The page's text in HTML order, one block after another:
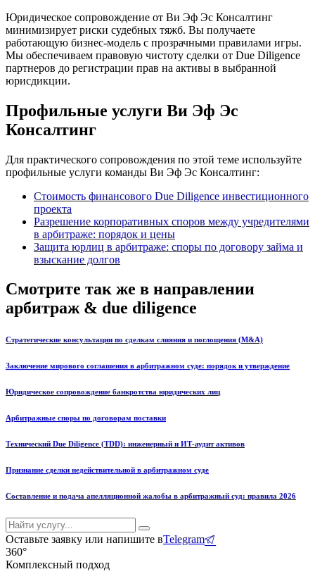
Юридическое сопровождение от Ви Эф Эс Консалтинг
минимизирует риски судебных тяжб. Вы получаете
работающую бизнес-модель с прозрачными правилами игры.
Мы обеспечиваем правовую чистоту сделки от Due Diligence
партнеров до регистрации прав на активы в выбранной
юрисдикции.
Профильные услуги Ви Эф Эс
Консалтинг
Для практического сопровождения по этой теме используйте
профильные услуги команды Ви Эф Эс Консалтинг:
Стоимость финансового Due Diligence инвестиционного
проекта
Разрешение корпоративных споров между учредителями
в арбитраже: порядок и цены
Защита юрлиц в арбитраже: споры по договору займа и
взыскание долгов
Смотрите так же в направлении
арбитраж & due diligence
Стратегические консультации по сделкам слияния и поглощения (M&A)
Заключение мирового соглашения в арбитражном суде: порядок и утверждение
Юридическое сопровождение банкротства юридических лиц
Арбитражные споры по договорам поставки
Технический Due Diligence (TDD): инженерный и ИТ-аудит активов
Признание сделки недействительной в арбитражном суде
Составление и подача апелляционной жалобы в арбитражный суд: правила 2026
Оставьте заявку или напишите вTelegram
360°
Комплексный подход